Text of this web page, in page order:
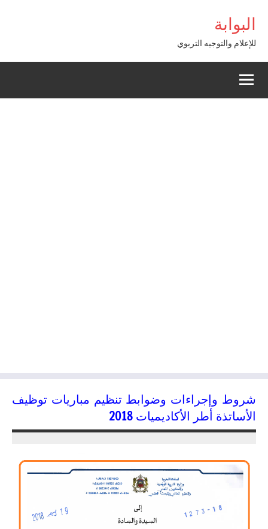
contenu
البوابة
للإعلام والتوجيه التربوي
شروط وإجراءات وضوابط تنظيم مباريات توظيف
الأساتذة أطر الأكاديميات 2018